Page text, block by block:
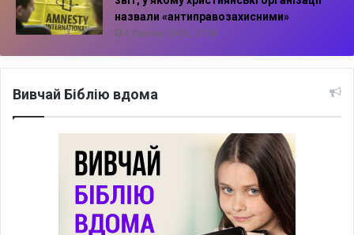
назвали «антиправозахисними»
4 Серпня, 2026, 21:38
Вивчай Біблію вдома